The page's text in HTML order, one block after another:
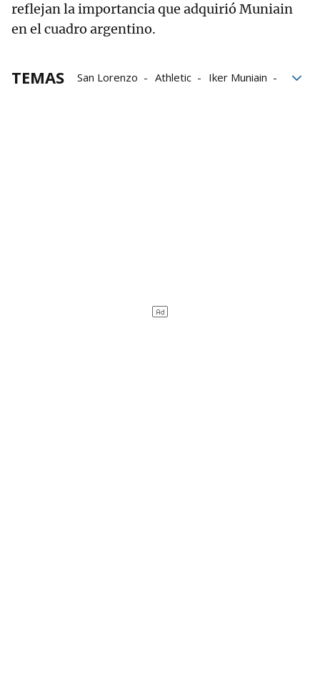
reflejan la importancia que adquirió Muniain
en el cuadro argentino.
TEMAS San Lorenzo Athletic
Iker Muniain